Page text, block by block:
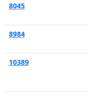
8045
8984
10389